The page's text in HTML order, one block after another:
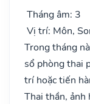
Tháng âm: 3
Vị trí: Môn,
Trong tháng
sổ phòng thai
trí hoặc tiến
Thai thần, ảnh